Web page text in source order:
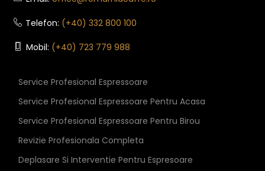
Telefon: (+40) 332 800 100
Mobil: (+40) 723 779 988
Service Profesional Espressoare
Service Profesional Espressoare Pentru Acasa
Service Profesional Espressoare Pentru Birou
Revizie Profesionala Completa
Deplasare Si Interventie Pentru Espresoare